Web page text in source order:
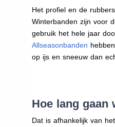
Het profiel en de
Winterbanden zijn voor
gebruik het hele jaar
Allseasonbanden
op ijs en sneeuw dan
Hoe lang gaan
Dat is afhankelijk van